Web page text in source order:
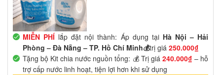
MIỄN PHÍ lắp đặt nội thành: Áp dụng tại Hà Nội – Hải
Phòng – Đà Nẵng – TP. Hồ Chí Minh💰trị giá 250.000₫
Tặng bộ Kit chia nước nguồn tổng: 💰 Trị giá 240.000₫ – hỗ
trợ cấp nước linh hoạt, tiện lợi hơn khi sử dụng